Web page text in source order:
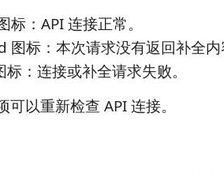
标：API 连接正常。
图标：本次请求没有返回补全
：连接或补全请求失败。
可以重新检查 API 连接。